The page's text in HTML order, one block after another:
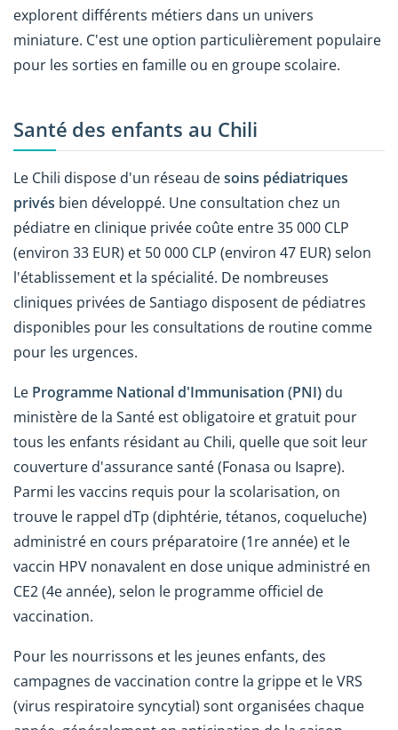
explorent différents métiers dans un univers
miniature. C'est une option particulièrement populaire
pour les sorties en famille ou en groupe scolaire.
Santé des enfants au Chili
Le Chili dispose d'un réseau desoins pédiatriques
privés bien développé. Une consultation chez un
pédiatre en clinique privée coûte entre 35 000 CLP
(environ 33 EUR) et 50 000 CLP (environ 47 EUR) selon
l'établissement et la spécialité. De nombreuses
cliniques privées de Santiago disposent de pédiatres
disponibles pour les consultations de routine comme
pour les urgences.
Le Programme National d'Immunisation (PNI) du
ministère de la Santé est obligatoire et gratuit pour
tous les enfants résidant au Chili, quelle que soit leur
couverture d'assurance santé (Fonasa ou Isapre).
Parmi les vaccins requis pour la scolarisation, on
trouve le rappel dTp (diphtérie, tétanos, coqueluche)
administré en cours préparatoire (1re année) et le
vaccin HPV nonavalent en dose unique administré en
CE2 (4e année), selon le programme officiel de
vaccination.
Pour les nourrissons et les jeunes enfants, des
campagnes de vaccination contre la grippe et le VRS
(virus respiratoire syncytial) sont organisées chaque